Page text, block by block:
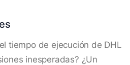
tiempo de ejecución de DHL
inesperadas? ¿Un